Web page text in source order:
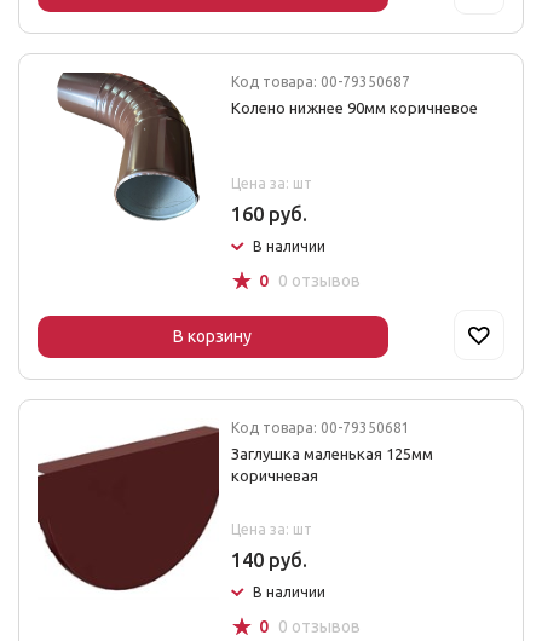
Код товара: 00-79350687
Колено нижнее 90мм коричневое
Цена за: шт
160 руб.
В наличии
☆ 0 0 отзывов
В корзину
Код товара: 00-79350681
Заглушка маленькая 125мм
коричневая
Цена за: шт
140 руб.
В наличии
☆ 0 0 отзывов